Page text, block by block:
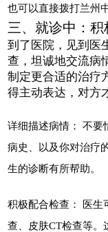
也可以直接拨打兰州
三、就诊中：
到了医院，见到医
查，坦诚地交流病
制定更合适的治疗
得主动表达，对方
详细描述病情： 不要
病史、以及你对治疗
生的诊断有所帮助。
积极配合检查： 医生
查、皮肤CT检查等。